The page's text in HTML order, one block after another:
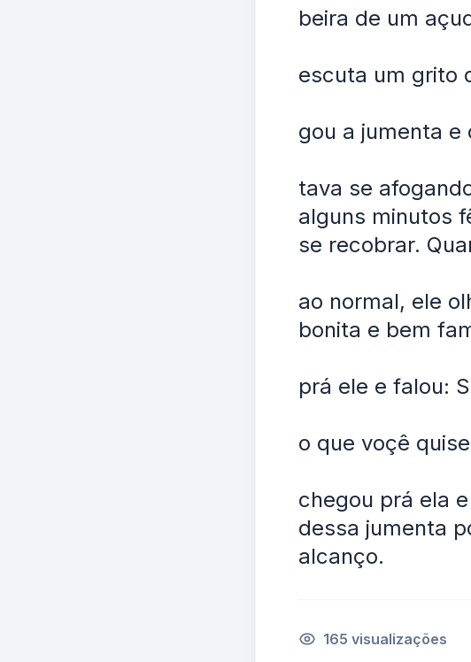
beira de um
escuta um grito
gou a jumenta
tava se
alguns minutos
se recobrar.
ao normal, ele
bonita e bem
prá ele e falou:
o que voçê
chegou prá ela
dessa jumenta
alcanço.
165 visualizações